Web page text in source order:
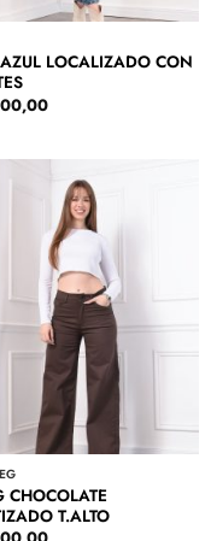
LOCALIZADO CON
CHOCOLATE
T.ALTO